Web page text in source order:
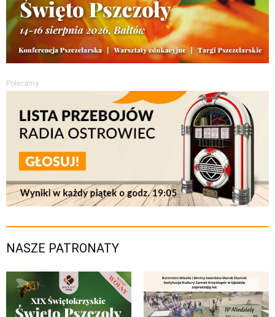
Polecamy
NASZE PATRONATY